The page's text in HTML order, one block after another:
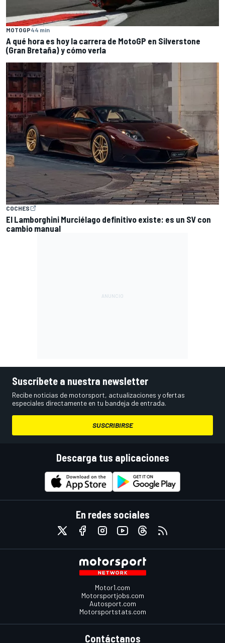
MOTOGP44 min
A qué hora es hoy la carrera de MotoGP en Silverstone
(Gran Bretaña) y cómo verla
COCHES
El Lamborghini Murciélago definitivo existe: es un SV con
cambio manual
Suscríbete a nuestra newsletter
Recibe noticias de motorsport, actualizaciones y ofertas
especiales directamente en tu bandeja de entrada.
SUSCRIBIRSE
Descarga tus aplicaciones
En redes sociales
Motor1.com
Motorsportjobs.com
Autosport.com
Motorsportstats.com
Contáctanos